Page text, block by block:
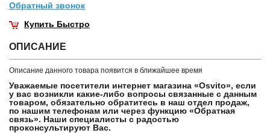
Обратный звонок
Купить Быстро
ОПИСАНИЕ
Описание данного товара появится в ближайшее время
Уважаемые посетители интернет магазина «Osvito», если
у вас возникли какие-либо вопросы связанные с данным
товаром, обязательно обратитесь в наш отдел продаж,
по нашим телефонам или через функцию «Обратная
связь». Наши специалисты с радостью
проконсультируют Вас.